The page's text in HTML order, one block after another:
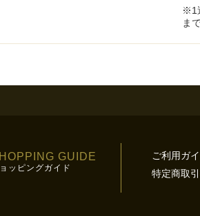
※1
ま
GUIDE
ッピングガイド
ご利用ガ
特定商取